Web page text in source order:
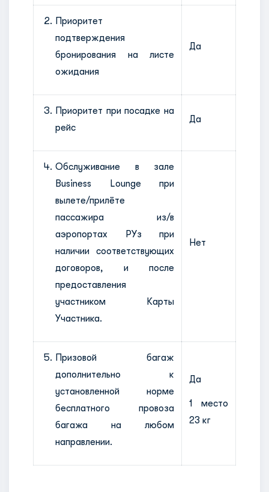
Приоритет
подтверждения
бронирования на листе
ожидания
Да
Приоритет при посадке на
рейс
Да
Обслуживание в зале
Business Lounge при
вылете/прилёте
пассажира из/в
аэропортах РУз при
наличии соответствующих
договоров, и после
предоставления
участником Карты
Участника.
Нет
Призовой багаж
дополнительно к
установленной норме
бесплатного провоза
багажа на любом
направлении.
Да
1 место
23 кг